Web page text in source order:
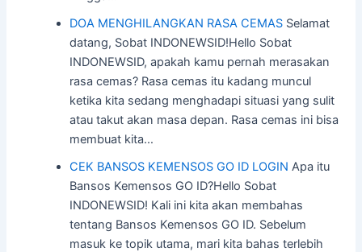
DOA MENGHILANGKAN RASA CEMAS Selamat
datang, Sobat INDONEWSID!Hello Sobat
INDONEWSID, apakah kamu pernah merasakan
rasa cemas? Rasa cemas itu kadang muncul
ketika kita sedang menghadapi situasi yang sulit
atau takut akan masa depan. Rasa cemas ini bisa
membuat kita…
CEK BANSOS KEMENSOS GO ID LOGIN Apa itu
Bansos Kemensos GO ID?Hello Sobat
INDONEWSID! Kali ini kita akan membahas
tentang Bansos Kemensos GO ID. Sebelum
masuk ke topik utama, mari kita bahas terlebih